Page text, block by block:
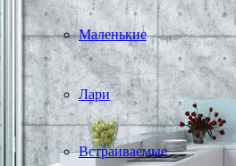
Маленькие
Лари
Встраиваемые